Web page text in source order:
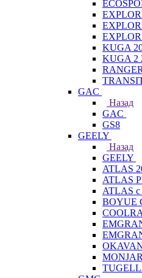
KUGA
KUGA 2
GAC
Назад
GAC
GS8
GEELY
Назад
GEELY
ATLAS
ATLAS
ATLAS с
BOYUE